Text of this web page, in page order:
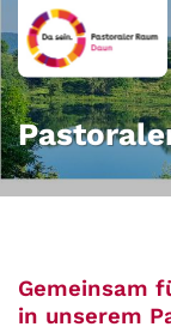
Zum Inhalt
Gemeinsam
in unserem